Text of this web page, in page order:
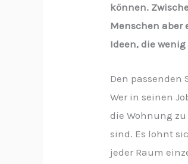
können.
Menschen aber
Ideen, die
Den passenden
Wer in seinen
die Wohnung
sind. Es lohnt
jeder Raum